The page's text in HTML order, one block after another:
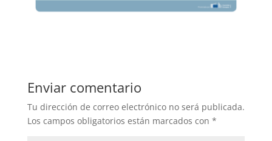
Enviar comentario
Tu dirección de correo electrónico no será publicada.
Los campos obligatorios están marcados con *